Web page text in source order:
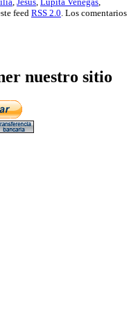
feed RSS 2.0 . Los comentarios
nuestro sitio